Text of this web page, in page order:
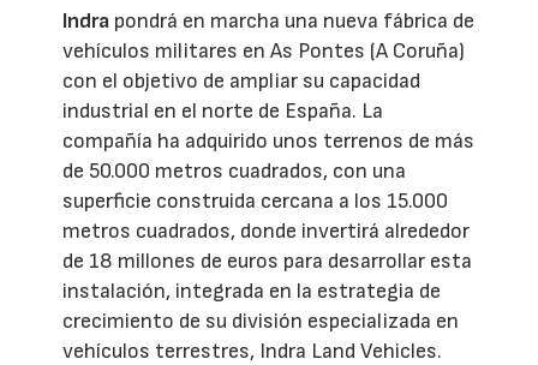
Indra pondrá en marcha una nueva fábrica de
vehículos militares en As Pontes (A Coruña)
con el objetivo de ampliar su capacidad
industrial en el norte de España. La
compañía ha adquirido unos terrenos de más
de 50.000 metros cuadrados, con una
superficie construida cercana a los 15.000
metros cuadrados, donde invertirá alrededor
de 18 millones de euros para desarrollar esta
instalación, integrada en la estrategia de
crecimiento de su división especializada en
vehículos terrestres, Indra Land Vehicles.